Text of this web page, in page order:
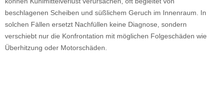
beschlagenen Scheiben und süßlichem Geruch im Innenraum. In
solchen Fällen ersetzt Nachfüllen keine Diagnose, sondern
verschiebt nur die Konfrontation mit möglichen Folgeschäden wie
Überhitzung oder Motorschäden.